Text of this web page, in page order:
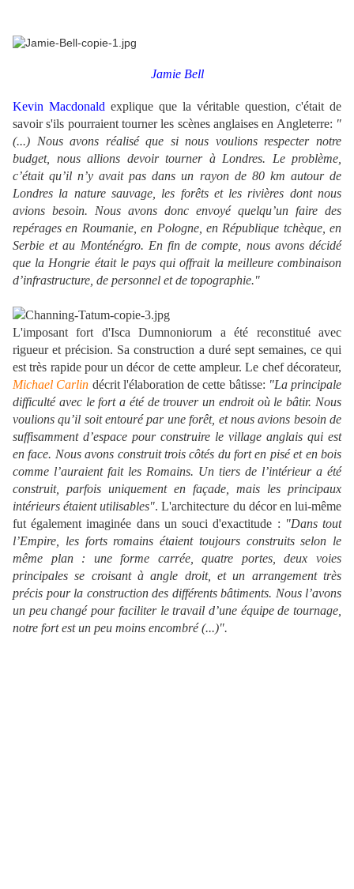
Jamie Bell
Kevin Macdonald explique que la véritable question, c'était de
savoir s'ils pourraient tourner les scènes anglaises en Angleterre: "
(...) Nous avons réalisé que si nous voulions respecter notre
budget, nous allions devoir tourner à Londres. Le problème,
c’était qu’il n’y avait pas dans un rayon de 80 km autour de
Londres la nature sauvage, les forêts et les rivières dont nous
avions besoin. Nous avons donc envoyé quelqu’un faire des
repérages en Roumanie, en Pologne, en République tchèque, en
Serbie et au Monténégro. En fin de compte, nous avons décidé
que la Hongrie était le pays qui offrait la meilleure combinaison
d’infrastructure, de personnel et de topographie."
L'imposant fort d'Isca Dumnoniorum a été reconstitué avec
rigueur et précision. Sa construction a duré sept semaines, ce qui
est très rapide pour un décor de cette ampleur. Le chef décorateur,
Michael Carlin décrit l'élaboration de cette bâtisse: "La principale
difficulté avec le fort a été de trouver un endroit où le bâtir. Nous
voulions qu’il soit entouré par une forêt, et nous avions besoin de
suffisamment d’espace pour construire le village anglais qui est
en face. Nous avons construit trois côtés du fort en pisé et en bois
comme l’auraient fait les Romains. Un tiers de l’intérieur a été
construit, parfois uniquement en façade, mais les principaux
intérieurs étaient utilisables". L'architecture du décor en lui-même
fut également imaginée dans un souci d'exactitude : "Dans tout
l’Empire, les forts romains étaient toujours construits selon le
même plan : une forme carrée, quatre portes, deux voies
principales se croisant à angle droit, et un arrangement très
précis pour la construction des différents bâtiments. Nous l’avons
un peu changé pour faciliter le travail d’une équipe de tournage,
notre fort est un peu moins encombré (...)".